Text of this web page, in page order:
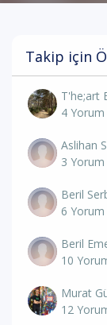
Takip için
T'he;art
4
Aslihan
3
Beril
6
Beril
10
Murat
12